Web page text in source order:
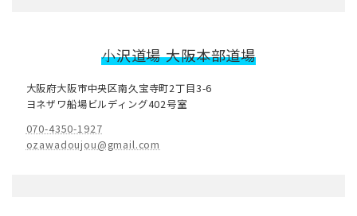
小沢道場 大阪本部道場
大阪府大阪市中央区南久宝寺町2丁目3-6
ヨネザワ船場ビルディング402号室
070-4350-1927
ozawadoujou@gmail.com